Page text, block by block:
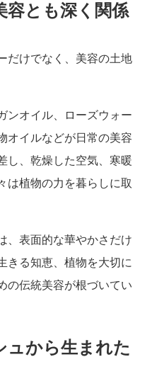
容とも深く関係
だけでなく、美容の土地
ンオイル、ローズウォー
オイルなどが日常の美容
し、乾燥した空気、寒暖
は植物の力を暮らしに取
、表面的な華やかさだけ
きる知恵、植物を大切に
の伝統美容が根づいてい
ュから生まれた